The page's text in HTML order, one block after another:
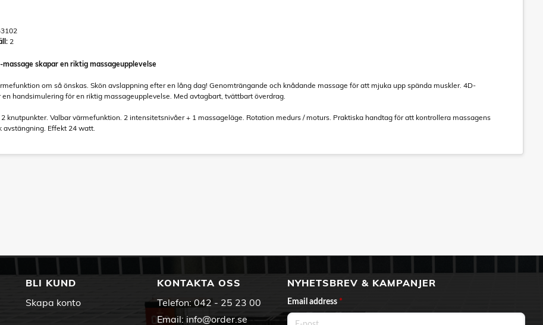
2
massage skapar en riktig massageupplevelse
om så önskas. Skön avslappning efter en lång dag! Genomträngande och knådande massage för att mjuka upp spända muskler. 4D-
handsimulering för en riktig massageupplevelse. Med avtagbart, tvättbart överdrag.
knutpunkter. Valbar värmefunktion. 2 intensitetsnivåer + 1 massageläge. Rotation medurs / moturs. Praktiska handtag för att kontrollera massagens
Effekt 24 watt.
BLI KUND
Skapa konto
KONTAKTA OSS
Telefon: 042 - 25 23 00
Email: info@order.se
NYHETSBREV & KAMPANJER
Email address *